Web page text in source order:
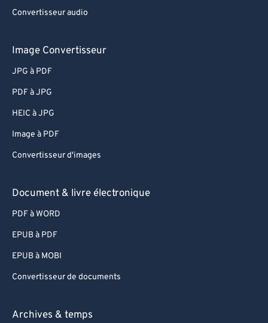
Convertisseur audio
Image Convertisseur
JPG à PDF
PDF à JPG
HEIC à JPG
Image à PDF
Convertisseur d'images
Document & livre électronique
PDF à WORD
EPUB à PDF
EPUB à MOBI
Convertisseur de documents
Archives & temps